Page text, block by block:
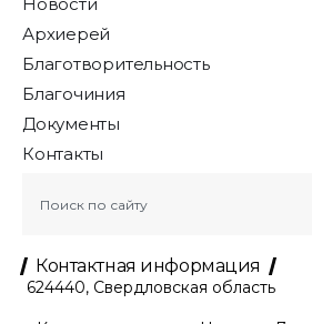
Архиерей
Благотворительность
Благочиния
Документы
Контакты
Контактная информация
624440, Свердловская область